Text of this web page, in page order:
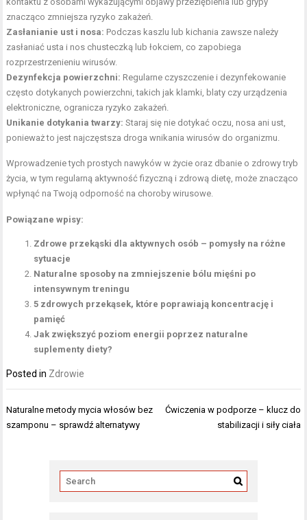
znacząco zmniejsza ryzyko zakażeń.
Zasłanianie ust i nosa: Podczas kaszlu lub kichania zawsze należy
zasłaniać usta i nos chusteczką lub łokciem, co zapobiega
rozprzestrzenieniu wirusów.
Dezynfekcja powierzchni: Regularne czyszczenie i dezynfekowanie
często dotykanych powierzchni, takich jak klamki, blaty czy urządzenia
elektroniczne, ogranicza ryzyko zakażeń.
Unikanie dotykania twarzy: Staraj się nie dotykać oczu, nosa ani ust,
ponieważ to jest najczęstsza droga wnikania wirusów do organizmu.
Wprowadzenie tych prostych nawyków w życie oraz dbanie o zdrowy tryb
życia, w tym regularną aktywność fizyczną i zdrową dietę, może znacząco
wpłynąć na Twoją odporność na choroby wirusowe.
Powiązane wpisy:
Zdrowe przekąski dla aktywnych osób – pomysły na różne
sytuacje
Naturalne sposoby na zmniejszenie bólu mięśni po
intensywnym treningu
5 zdrowych przekąsek, które poprawiają koncentrację i
pamięć
Jak zwiększyć poziom energii poprzez naturalne
suplementy diety?
Posted in Zdrowie
Nawigacja
wpisu
Naturalne metody mycia włosów bez
szamponu – sprawdź alternatywy
Ćwiczenia w podporze – klucz do
stabilizacji i siły ciała